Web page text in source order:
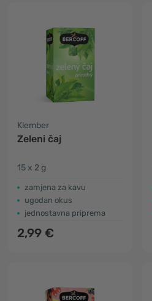
Klember
Zeleni čaj
15 x 2 g
zamjena za kavu
ugodan okus
jednostavna priprema
2,99 €